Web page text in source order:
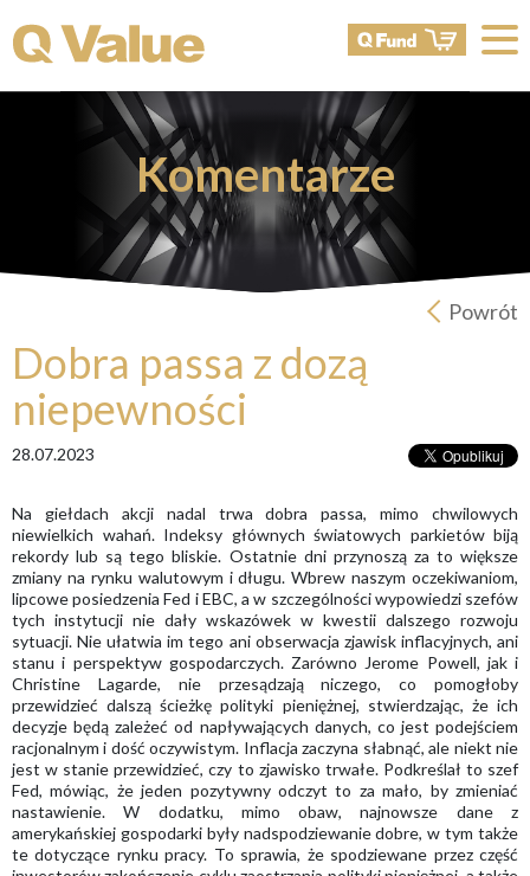
Komentarze
Powrót
Dobra passa z dozą
niepewności
28.07.2023
Na giełdach akcji nadal trwa dobra passa, mimo chwilowych
niewielkich wahań. Indeksy głównych światowych parkietów biją
rekordy lub są tego bliskie. Ostatnie dni przynoszą za to większe
zmiany na rynku walutowym i długu. Wbrew naszym oczekiwaniom,
lipcowe posiedzenia Fed i EBC, a w szczególności wypowiedzi szefów
tych instytucji nie dały wskazówek w kwestii dalszego rozwoju
sytuacji. Nie ułatwia im tego ani obserwacja zjawisk inflacyjnych, ani
stanu i perspektyw gospodarczych. Zarówno Jerome Powell, jak i
Christine Lagarde, nie przesądzają niczego, co pomogłoby
przewidzieć dalszą ścieżkę polityki pieniężnej, stwierdzając, że ich
decyzje będą zależeć od napływających danych, co jest podejściem
racjonalnym i dość oczywistym. Inflacja zaczyna słabnąć, ale niekt nie
jest w stanie przewidzieć, czy to zjawisko trwałe. Podkreślał to szef
Fed, mówiąc, że jeden pozytywny odczyt to za mało, by zmieniać
nastawienie. W dodatku, mimo obaw, najnowsze dane z
amerykańskiej gospodarki były nadspodziewanie dobre, w tym także
te dotyczące rynku pracy. To sprawia, że spodziewane przez część